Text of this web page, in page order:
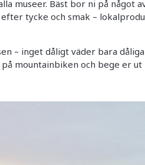
museer. Bäst bor ni på något
tycke och smak –
– inget dåligt väder bara
mountainbiken och bege er ut